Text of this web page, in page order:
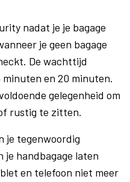
nadat je je bagage
je geen bagage
De wachttijd
en 20 minuten.
gelegenheid om
rustig te zitten.
je tegenwoordig
handbagage laten
en telefoon niet meer